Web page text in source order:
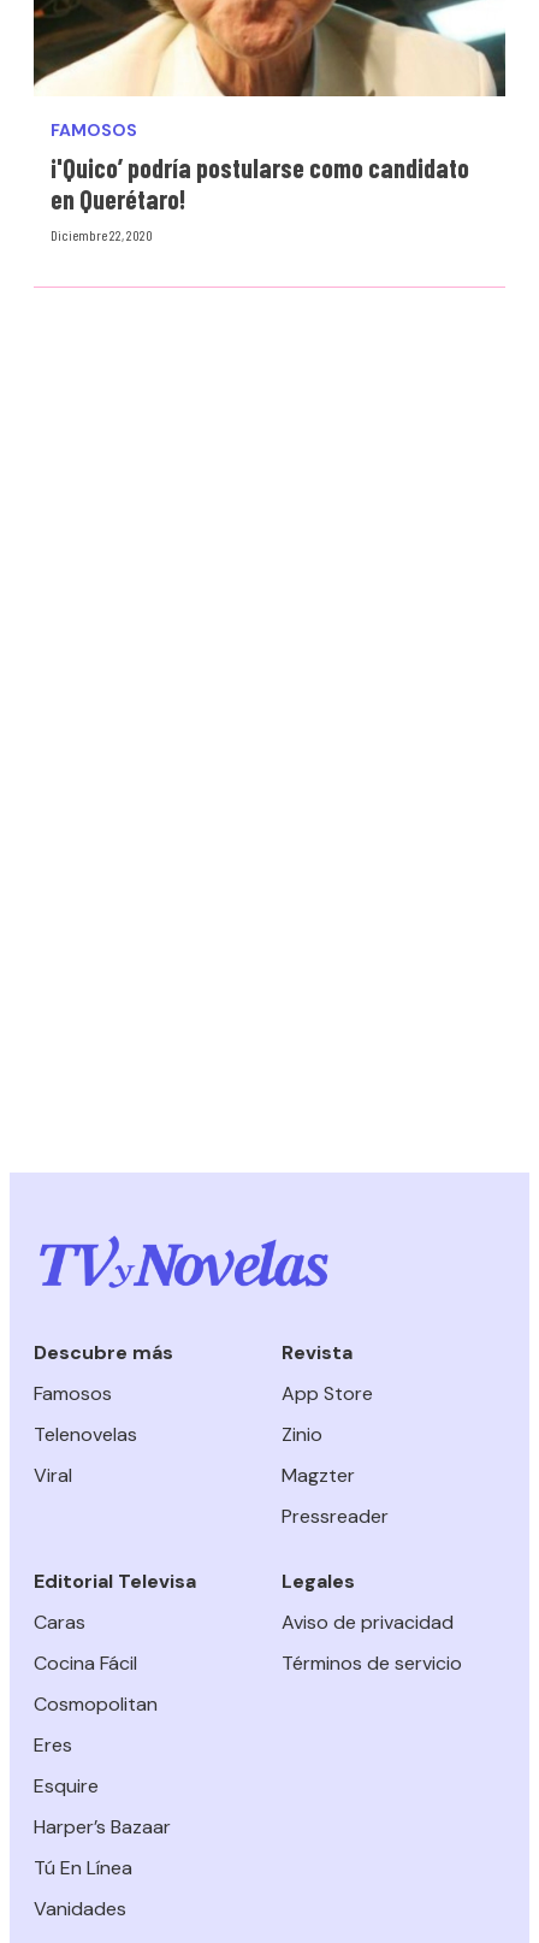
FAMOSOS
¡'Quico’ podría postularse como candidato
en Querétaro!
Diciembre 22, 2020
Descubre más
Famosos
Telenovelas
Viral
Revista
App Store
Zinio
Magzter
Pressreader
Editorial Televisa
Caras
Cocina Fácil
Cosmopolitan
Eres
Esquire
Harper’s Bazaar
Tú En Línea
Vanidades
Legales
Aviso de privacidad
Términos de servicio